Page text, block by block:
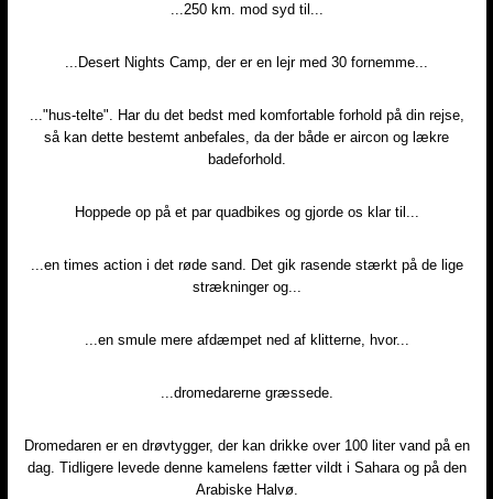
...250 km. mod syd til...​
...Desert Nights Camp, der er en lejr med 30 fornemme...​
..."hus-telte". Har du det bedst med komfortable forhold på din rejse,
så kan dette bestemt anbefales, da der både er aircon og lækre
badeforhold.​
Hoppede op på et par quadbikes og gjorde os klar til...​
...en times action i det røde sand. Det gik rasende stærkt på de lige
strækninger og...​
...en smule mere afdæmpet ned af klitterne, hvor...​
...dromedarerne græssede.​
Dromedaren er en drøvtygger, der kan drikke over 100 liter vand på en
dag. Tidligere levede denne kamelens fætter vildt i Sahara og på den
Arabiske Halvø.​